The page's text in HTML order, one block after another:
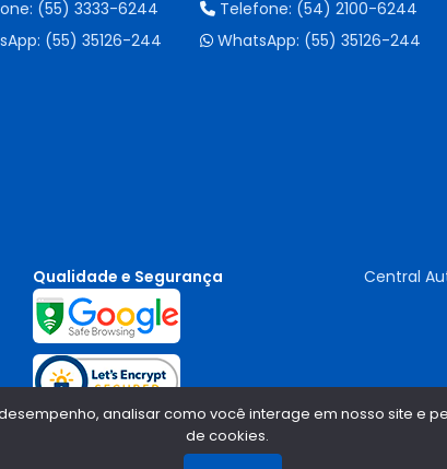
(55) 3333-6244
(55) 35126-244
Telefone: (54) 2100-6244
WhatsApp: (55) 35126-244
Qualidade e Segurança Central
analisar como você interage em nosso site e
de cookies.